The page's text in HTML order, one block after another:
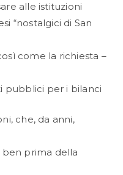
alle istituzioni
“nostalgici di San
come la richiesta –
pubblici per i bilanci
che, da anni,
ben prima della